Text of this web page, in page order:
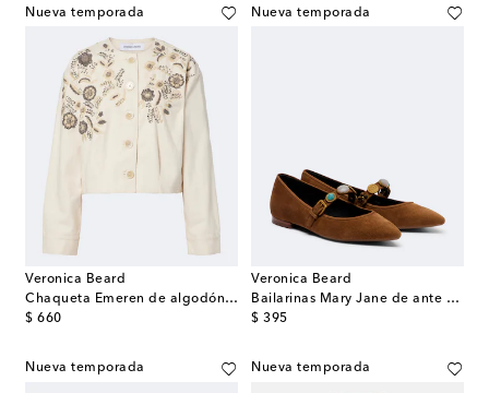
Nueva temporada
Veronica Beard
Chaqueta Emeren de algodón bordada
$ 660
original price
Nueva temporada
Veronica Beard
Bailarinas Mary Jane de ante adornadas
$ 395
original price
Nueva temporada Nueva temporada